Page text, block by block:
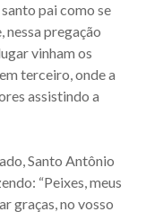
- Capítulo 49
- Capítulo 5
- Capítulo 50
- Capítulo 51
- Capítulo 53
- Capítulo 54
pai como se
nessa pregação
vinham os
terceiro, onde a
assistindo a
Santo Antônio
“Peixes, meus
graças, no vosso